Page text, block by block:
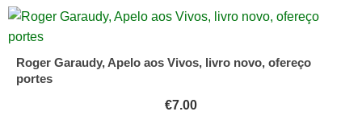
Livro
1
Seymour
Roger Garaudy, Apelo aos Vivos, livro novo, ofereço
portes
€7.00